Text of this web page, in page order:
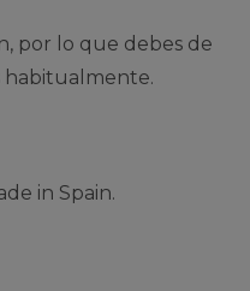
por lo que debes de
in Spain.